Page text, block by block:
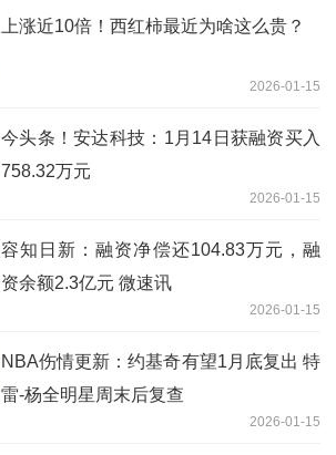
上涨近10倍！西红柿最近为啥这么贵？
2026-01-15
今头条！安达科技：1月14日获融资买入
758.32万元
2026-01-15
容知日新：融资净偿还104.83万元，融
资余额2.3亿元 微速讯
2026-01-15
NBA伤情更新：约基奇有望1月底复出 特
雷-杨全明星周末后复查
2026-01-15